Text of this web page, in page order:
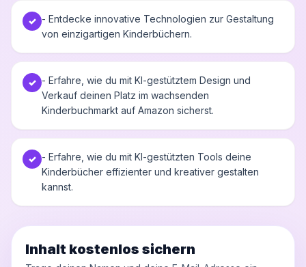
✓ - Entdecke innovative Technologien zur Gestaltung
von einzigartigen Kinderbüchern.
✓ - Erfahre, wie du mit KI-gestütztem Design und
Verkauf deinen Platz im wachsenden
Kinderbuchmarkt auf Amazon sicherst.
✓ - Erfahre, wie du mit KI-gestützten Tools deine
Kinderbücher effizienter und kreativer gestalten
kannst.
Inhalt kostenlos sichern